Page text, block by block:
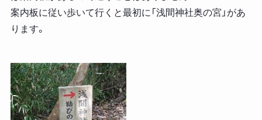
案内板に従い歩いて行くと最初に「浅間神社奥の宮」があ
ります。